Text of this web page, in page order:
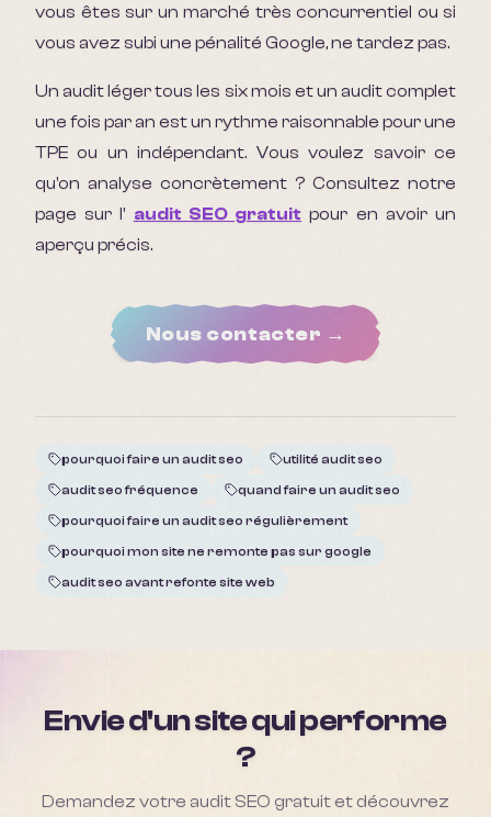
vous êtes sur un marché très concurrentiel ou si
vous avez subi une pénalité Google, ne tardez pas.
Un audit léger tous les six mois et un audit complet
une fois par an est un rythme raisonnable pour une
TPE ou un indépendant. Vous voulez savoir ce
qu'on analyse concrètement ? Consultez notre
page sur l' audit SEO gratuit pour en avoir un
aperçu précis.
Nous contacter →
pourquoi faire un audit seo
utilité audit seo
audit seo fréquence
quand faire un audit seo
pourquoi faire un audit seo régulièrement
pourquoi mon site ne remonte pas sur google
audit seo avant refonte site web
Envie d'un site qui performe
?
Demandez votre audit SEO gratuit et découvrez